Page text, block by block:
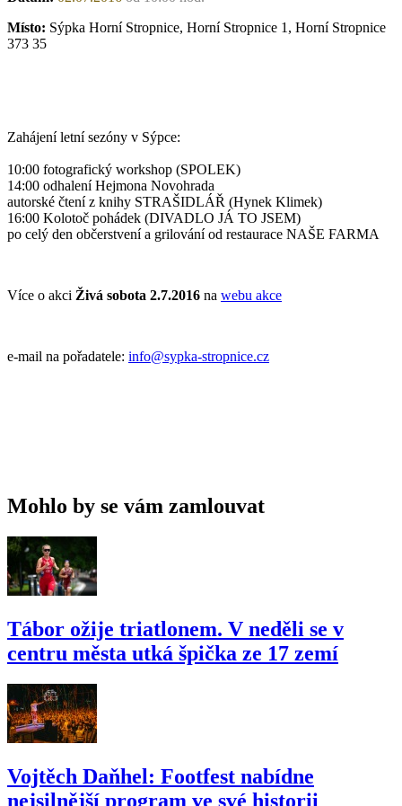
Místo: Sýpka Horní Stropnice, Horní Stropnice 1, Horní Stropnice
373 35
Zahájení letní sezóny v Sýpce:
10:00 fotografický workshop (SPOLEK)
14:00 odhalení Hejmona Novohrada
autorské čtení z knihy STRAŠIDLÁŘ (Hynek Klimek)
16:00 Kolotoč pohádek (DIVADLO JÁ TO JSEM)
po celý den občerstvení a grilování od restaurace NAŠE FARMA
Více o akci Živá sobota 2.7.2016 na webu akce
e-mail na pořadatele: info@sypka-stropnice.cz
Mohlo by se vám zamlouvat
Tábor ožije triatlonem. V neděli se v
centru města utká špička ze 17 zemí
Vojtěch Daňhel: Footfest nabídne
nejsilnější program ve své historii